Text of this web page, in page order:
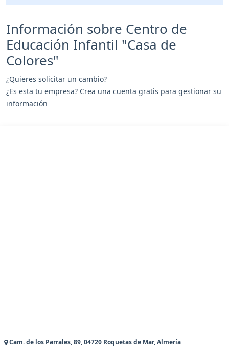
Información sobre Centro de
Educación Infantil "Casa de
Colores"
¿Quieres solicitar un cambio?
¿Es esta tu empresa? Crea una cuenta gratis para gestionar su
información
Cam. de los Parrales, 89, 04720 Roquetas de Mar, Almería